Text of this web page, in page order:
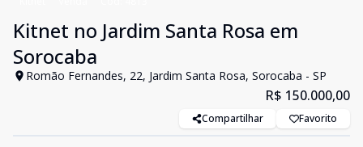
Kitnet no Jardim Santa Rosa em
Sorocaba
Romão Fernandes, 22, Jardim Santa Rosa, Sorocaba - SP
R$ 150.000,00
Compartilhar Favorito